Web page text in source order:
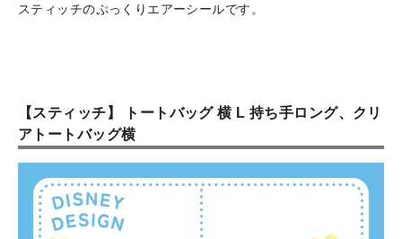
スティッチのぷっくりエアーシールです。
【スティッチ】 トートバッグ 横 L 持ち手ロング、クリ
アトートバッグ横